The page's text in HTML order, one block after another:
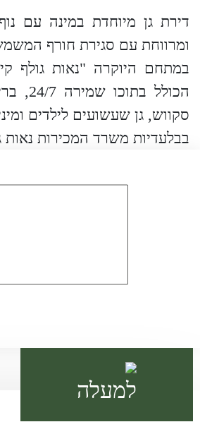
דירת גן מיוחדת במינה עם
ומרווחת עם סגירת חורף
במתחם היוקרה "נאות גולף
סקווש, גן שעשועים לילדים
בבלעדיות משרד המכירות נאות גולף קיסריה – מאז
למעלה